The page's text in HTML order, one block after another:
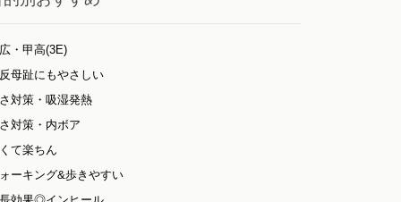
・甲高(3E)
母趾にもやさしい
対策・吸湿発熱
対策・内ボア
て楽ちん
ーキング&歩きやすい